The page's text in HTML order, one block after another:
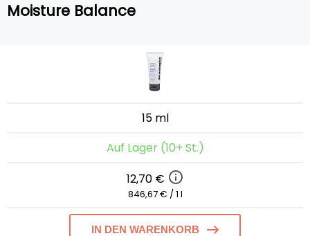
Moisture Balance
15 ml
Auf Lager (10+ St.)
12,70 €
846,67 € / 1 l
IN DEN WARENKORB